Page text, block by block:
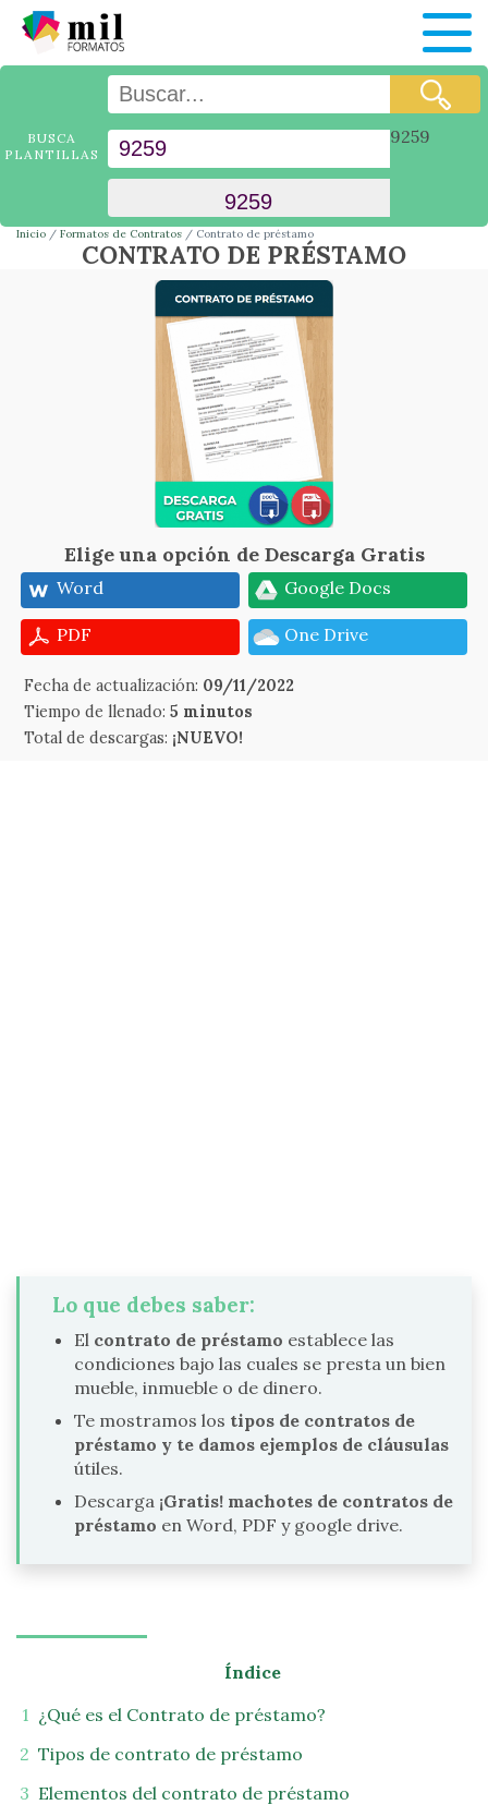
BUSCA
PLANTILLAS
9259
Inicio Formatos de Contratos Contrato de préstamo
CONTRATO DE PRÉSTAMO
Elige una opción de Descarga Gratis
Word Google Docs
PDF One Drive
Fecha de actualización: 09/11/2022
Tiempo de llenado:5 minutos
Total de descargas: ¡NUEVO!
Lo que debes saber:
El contrato de préstamo establece las
condiciones bajo las cuales se presta un bien
mueble, inmueble o de dinero.
Te mostramos los tipos de contratos de
préstamo y te damos ejemplos de cláusulas
útiles.
Descarga ¡Gratis! machotes de contratos de
préstamo en Word, PDF y google drive.
Índice
¿Qué es el Contrato de préstamo?
Tipos de contrato de préstamo
Elementos del contrato de préstamo